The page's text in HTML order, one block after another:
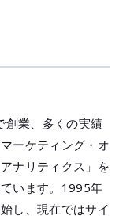
創業、多くの実績
ーケティング・オ
ナリティクス」を
います。1995年
し、現在ではサイ